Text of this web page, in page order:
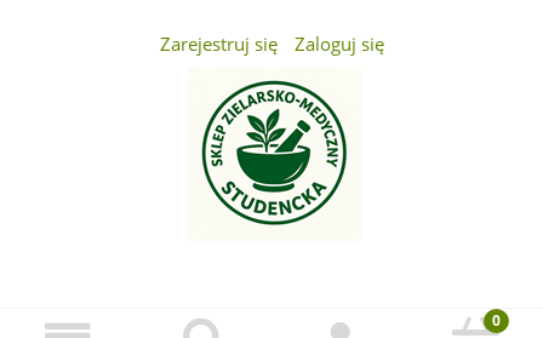
Zarejestruj się Zaloguj się